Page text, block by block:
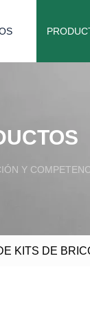
Y
KITS DE